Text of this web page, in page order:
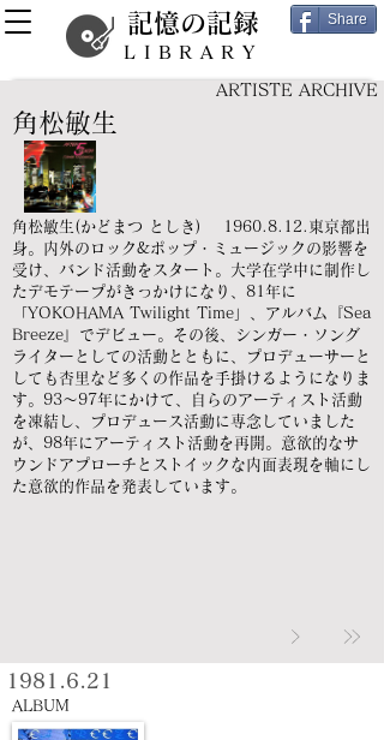
記憶の記録
LIBRARY
Share
角松敏生
角松敏生(かどまつ としき) 1960.8.12 .東京都出
身。内外のロック&ポップ・ミュージックの影響を
受け、バンド活動をスタート。大学在学中に制作し
たデモテープがきっかけになり、81年に
「YOKOHAMA Twilight Time」、アルバム『Sea
Breeze』でデビュー。その後、シンガー・ソング
ライターとしての活動とともに、プロデューサーと
しても杏里など多くの作品を手掛けるようになりま
す。93～97年にかけて、自らのアーティスト活動
を凍結し、プロデュース活動に専念していました
が、98年にアーティスト活動を再開。意欲的なサ
ウンドアプローチとストイックな内面表現を軸にし
た意欲的作品を発表しています。
1981.6.21
ALBUM
ARTISTE ARCHIVE